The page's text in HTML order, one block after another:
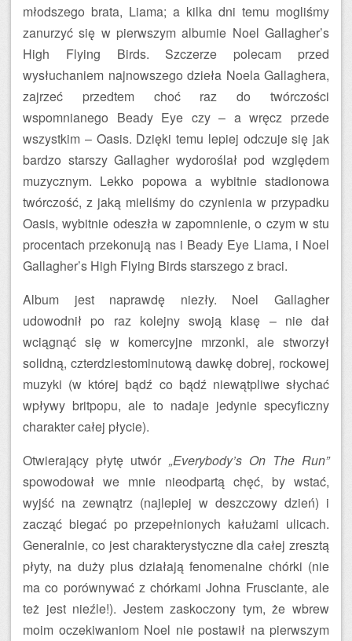
młodszego brata, Liama; a kilka dni temu mogliśmy
zanurzyć się w pierwszym albumie Noel Gallagher’s
High Flying Birds. Szczerze polecam przed
wysłuchaniem najnowszego dzieła Noela Gallaghera,
zajrzeć przedtem choć raz do twórczości
wspomnianego Beady Eye czy – a wręcz przede
wszystkim – Oasis. Dzięki temu lepiej odczuje się jak
bardzo starszy Gallagher wydoroślał pod względem
muzycznym. Lekko popowa a wybitnie stadionowa
twórczość, z jaką mieliśmy do czynienia w przypadku
Oasis, wybitnie odeszła w zapomnienie, o czym w stu
procentach przekonują nas i Beady Eye Liama, i Noel
Gallagher’s High Flying Birds starszego z braci.
Album jest naprawdę niezły. Noel Gallagher
udowodnił po raz kolejny swoją klasę – nie dał
wciągnąć się w komercyjne mrzonki, ale stworzył
solidną, czterdziestominutową dawkę dobrej, rockowej
muzyki (w której bądź co bądź niewątpliwe słychać
wpływy britpopu, ale to nadaje jedynie specyficzny
charakter całej płycie).
Otwierający płytę utwór „Everybody’s On The Run”
spowodował we mnie nieodpartą chęć, by wstać,
wyjść na zewnątrz (najlepiej w deszczowy dzień) i
zacząć biegać po przepełnionych kałużami ulicach.
Generalnie, co jest charakterystyczne dla całej zresztą
płyty, na duży plus działają fenomenalne chórki (nie
ma co porównywać z chórkami Johna Frusciante, ale
też jest nieźle!). Jestem zaskoczony tym, że wbrew
moim oczekiwaniom Noel nie postawił na pierwszym